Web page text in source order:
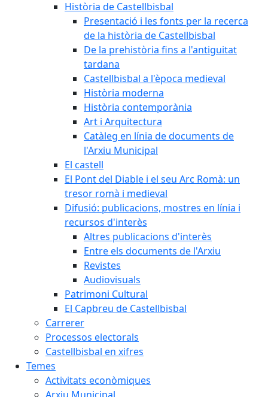
Història de Castellbisbal
Presentació i les fonts per la recerca
de la història de Castellbisbal
De la prehistòria fins a l'antiguitat
tardana
Castellbisbal a l'època medieval
Història moderna
Història contemporània
Art i Arquitectura
Catàleg en línia de documents de
l'Arxiu Municipal
El castell
El Pont del Diable i el seu Arc Romà: un
tresor romà i medieval
Difusió: publicacions, mostres en línia i
recursos d'interès
Altres publicacions d'interès
Entre els documents de l'Arxiu
Revistes
Audiovisuals
Patrimoni Cultural
El Capbreu de Castellbisbal
Carrerer
Processos electorals
Castellbisbal en xifres
Temes
Activitats econòmiques